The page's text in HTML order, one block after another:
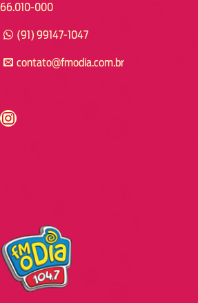
66.010-000
(91) 99147-1047
contato@fmodia.com.br
https://www.instagram.com/fmodia.cabofrio/